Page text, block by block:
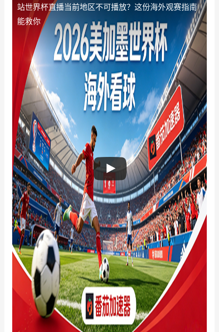
站世界杯直播当前地区不可播放？这份海外观赛指南
能救你